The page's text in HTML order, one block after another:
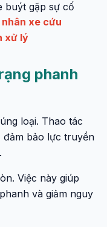
buýt gặp sự cố
xe cứu
xử lý
phanh
loại. Thao tác
đảm bảo lực truyền
Việc này giúp
và giảm nguy